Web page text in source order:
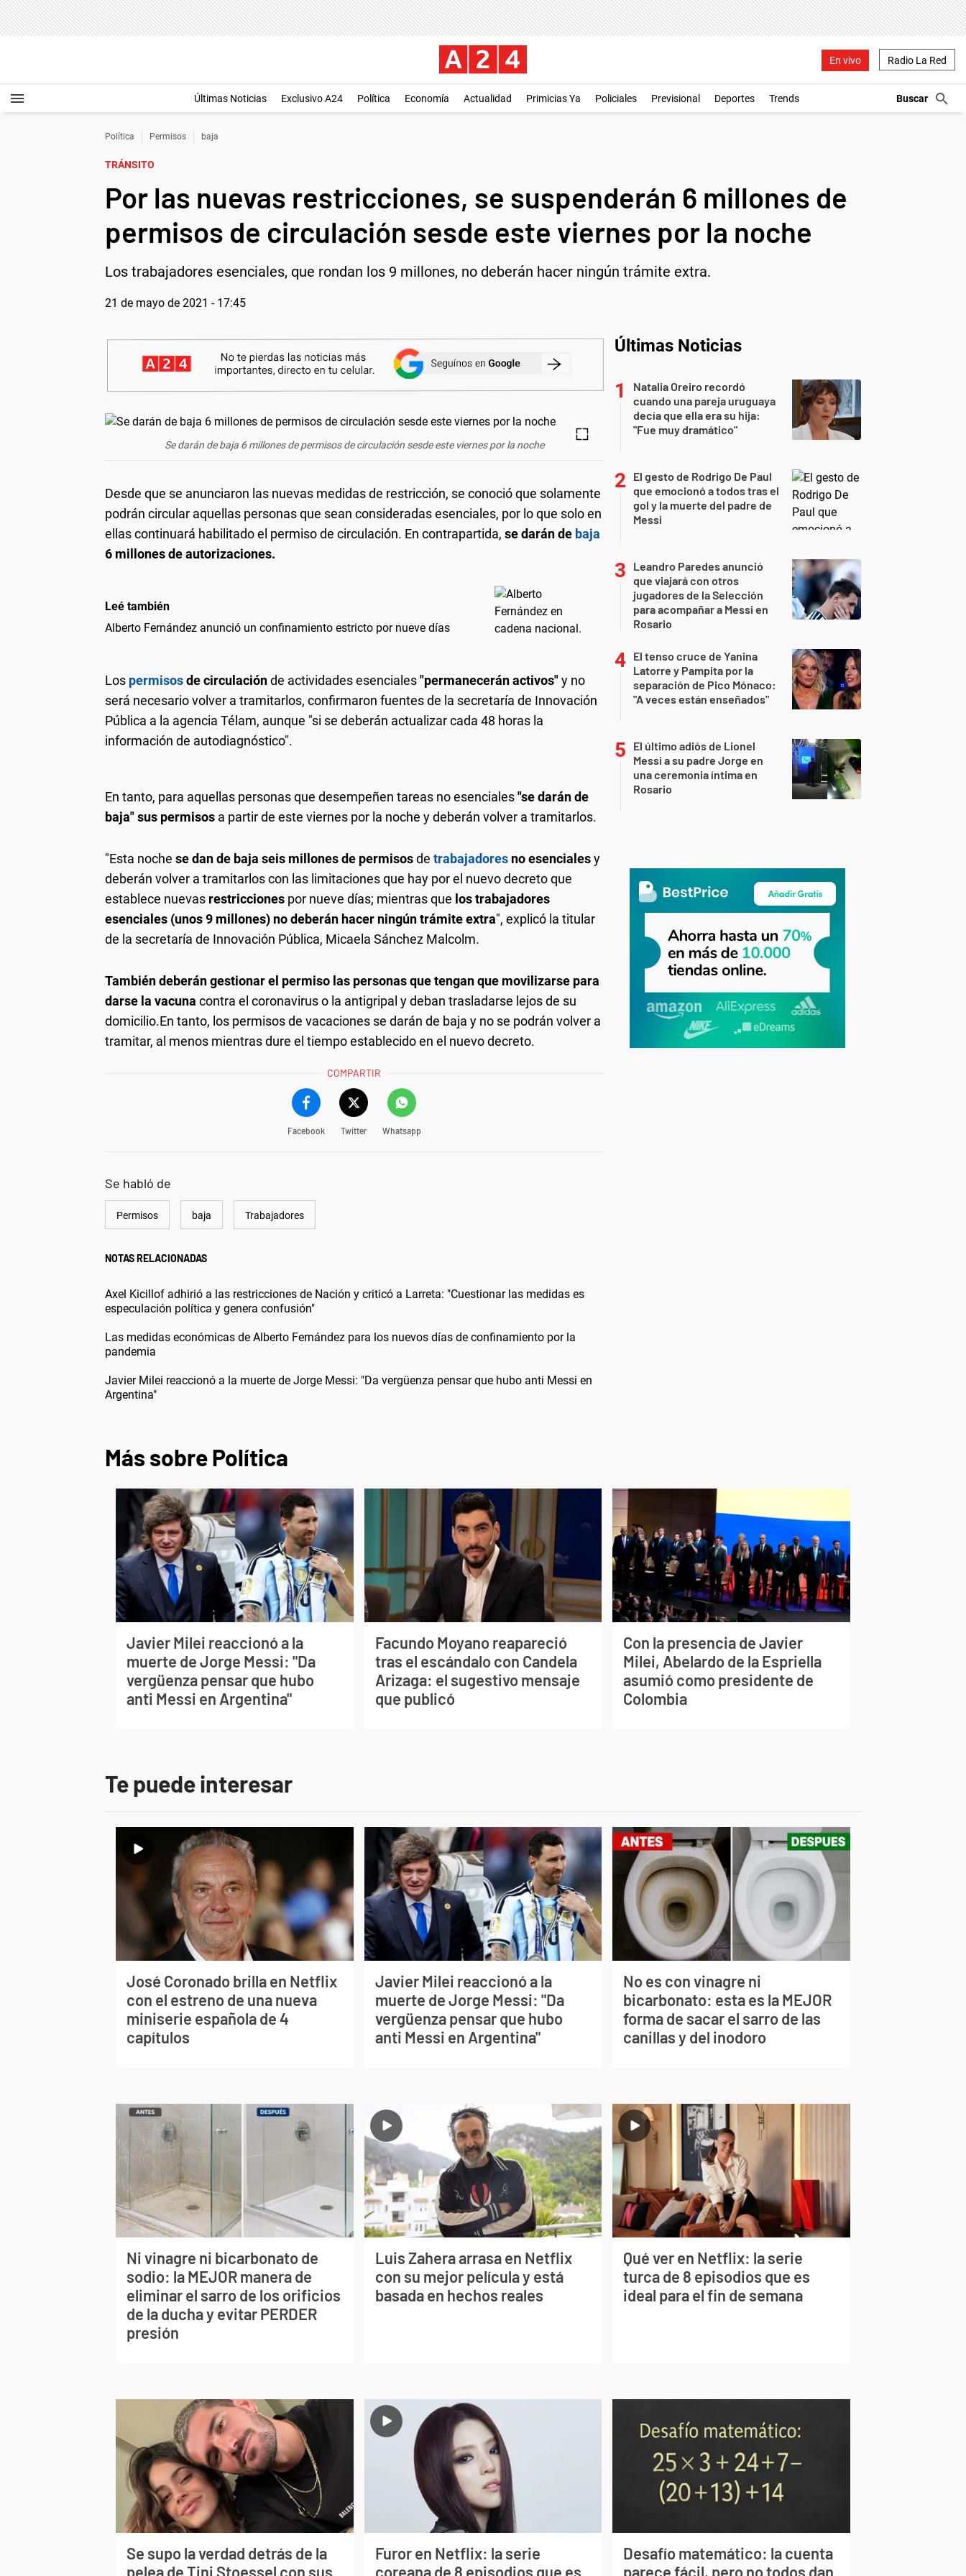
En vivo Radio La Red
Últimas Noticias Exclusivo A24 Política Economía Actualidad Primicias Ya Policiales Previsional Deportes Trends
Política Permisos baja
TRÁNSITO
Por las nuevas restricciones, se suspenderán 6 millones de
permisos de circulación sesde este viernes por la noche
Los trabajadores esenciales, que rondan los 9 millones, no deberán hacer ningún trámite extra.
21 de mayo de 2021 - 17:45
Se darán de baja 6 millones de permisos de circulación sesde este viernes por la noche
Desde que se anunciaron las nuevas medidas de restricción, se conoció que solamente
podrán circular aquellas personas que sean consideradas esenciales, por lo que solo en
ellas continuará habilitado el permiso de circulación. En contrapartida, se darán de baja
6 millones de autorizaciones.
Leé también
Alberto Fernández anunció un confinamiento estricto por nueve días
Los permisosde circulaciónde actividades esenciales"permanecerán activos"y no
será necesario volver a tramitarlos, confirmaron fuentes de la secretaría de Innovación
Pública a la agencia Télam, aunque "si se deberán actualizar cada 48 horas la
información de autodiagnóstico".
En tanto, para aquellas personas que desempeñen tareas no esenciales"se darán de
baja" sus permisos a partir de este viernes por la noche y deberán volver a tramitarlos.
"Esta noche se dan de baja seis millones de permisosde trabajadores no esencialesy
deberán volver a tramitarlos con las limitaciones que hay por el nuevo decreto que
establece nuevas restricciones por nueve días; mientras que los trabajadores
esenciales (unos 9 millones) no deberán hacer ningún trámite extra", explicó la titular
de la secretaría de Innovación Pública, Micaela Sánchez Malcolm.
También deberán gestionar el permiso las personas que tengan que movilizarse para
darse la vacuna contra el coronavirus o la antigripal y deban trasladarse lejos de su
domicilio.En tanto, los permisos de vacaciones se darán de baja y no se podrán volver a
tramitar, al menos mientras dure el tiempo establecido en el nuevo decreto.
COMPARTIR
Facebook Twitter Whatsapp
Se habló de
Permisos baja Trabajadores
NOTAS RELACIONADAS
Axel Kicillof adhirió a las restricciones de Nación y criticó a Larreta: "Cuestionar las medidas es
especulación política y genera confusión"
Las medidas económicas de Alberto Fernández para los nuevos días de confinamiento por la
pandemia
Javier Milei reaccionó a la muerte de Jorge Messi: "Da vergüenza pensar que hubo anti Messi en
Argentina"
Últimas Noticias
Natalia Oreiro recordó
cuando una pareja uruguaya
decía que ella era su hija:
"Fue muy dramático"
El gesto de Rodrigo De Paul
que emocionó a todos tras el
gol y la muerte del padre de
Messi
Leandro Paredes anunció
que viajará con otros
jugadores de la Selección
para acompañar a Messi en
Rosario
El tenso cruce de Yanina
Latorre y Pampita por la
separación de Pico Mónaco:
"A veces están enseñados"
El último adiós de Lionel
Messi a su padre Jorge en
una ceremonia íntima en
Rosario
Más sobre Política
Javier Milei reaccionó a la
muerte de Jorge Messi: "Da
vergüenza pensar que hubo
anti Messi en Argentina"
Facundo Moyano reapareció
tras el escándalo con Candela
Arizaga: el sugestivo mensaje
que publicó
Con la presencia de Javier
Milei, Abelardo de la Espriella
asumió como presidente de
Colombia
Te puede interesar
José Coronado brilla en Netflix
con el estreno de una nueva
miniserie española de 4
capítulos
Javier Milei reaccionó a la
muerte de Jorge Messi: "Da
vergüenza pensar que hubo
anti Messi en Argentina"
No es con vinagre ni
bicarbonato: esta es la MEJOR
forma de sacar el sarro de las
canillas y del inodoro
Ni vinagre ni bicarbonato de
sodio: la MEJOR manera de
eliminar el sarro de los orificios
de la ducha y evitar PERDER
presión
Luis Zahera arrasa en Netflix
con su mejor película y está
basada en hechos reales
Qué ver en Netflix: la serie
turca de 8 episodios que es
ideal para el fin de semana
Se supo la verdad detrás de la
pelea de Tini Stoessel con sus
Furor en Netflix: la serie
coreana de 8 episodios que es
Desafío matemático: la cuenta
parece fácil, pero no todos dan